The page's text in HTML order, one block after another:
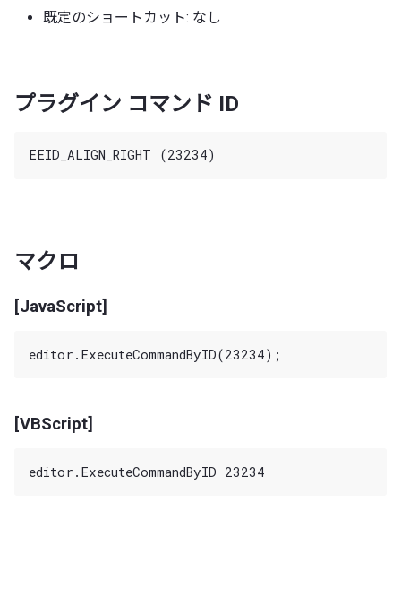
既定のショートカット: なし
プラグイン コマンド ID
マクロ
[JavaScript]
[VBScript]